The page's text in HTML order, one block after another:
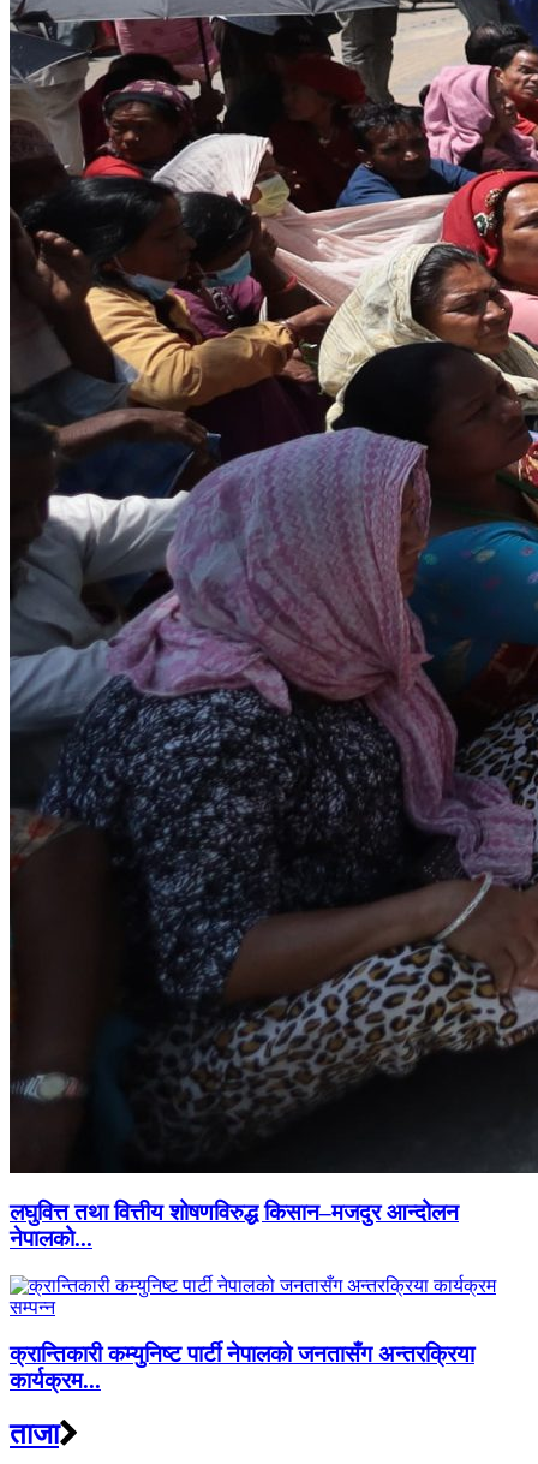
लघुवित्त तथा वित्तीय शोषणविरुद्ध किसान–मजदुर आन्दोलन
नेपालको...
क्रान्तिकारी कम्युनिष्ट पार्टी नेपालको जनतासँग अन्तरक्रिया
कार्यक्रम...
ताजा